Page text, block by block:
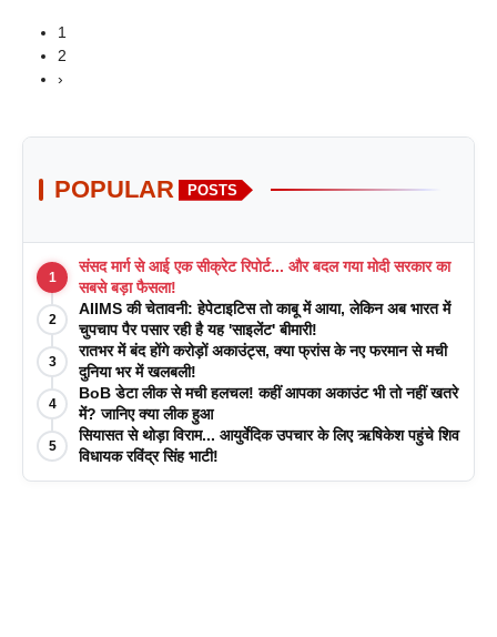
1
2
›
POPULAR POSTS
1
संसद मार्ग से आई एक सीक्रेट रिपोर्ट... और बदल गया मोदी सरकार का
सबसे बड़ा फैसला!
2
AIIMS की चेतावनी: हेपेटाइटिस तो काबू में आया, लेकिन अब भारत में
चुपचाप पैर पसार रही है यह 'साइलेंट' बीमारी!
3
रातभर में बंद होंगे करोड़ों अकाउंट्स, क्या फ्रांस के नए फरमान से मची
दुनिया भर में खलबली!
4
BoB डेटा लीक से मची हलचल! कहीं आपका अकाउंट भी तो नहीं खतरे
में? जानिए क्या लीक हुआ
5
सियासत से थोड़ा विराम... आयुर्वेदिक उपचार के लिए ऋषिकेश पहुंचे शिव
विधायक रविंद्र सिंह भाटी!